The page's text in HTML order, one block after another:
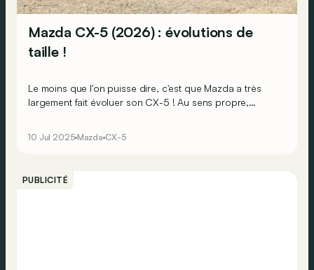
Mazda CX-5 (2026) : évolutions de
taille !
Le moins que l'on puisse dire, c'est que Mazda a très
largement fait évoluer son CX-5 ! Au sens propre,
10 Jul 2025 Mazda CX-5
PUBLICITÉ